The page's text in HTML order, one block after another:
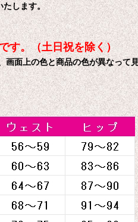
たします。
す。（土日祝を除く）
面上の色と商品の色が異なって